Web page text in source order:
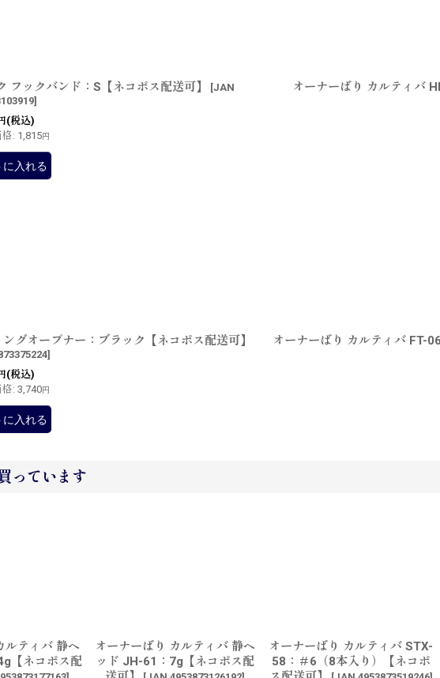
ックバンド：S【ネコポス配送可】 [JAN
]
円(税込)
: 1,815円
に入れる
オーナーばり カルティバ
グオープナー：ブラック【ネコポス配送可】
]
円(税込)
: 3,740円
に入れる
オーナーばり カルティバ FT-
っています
ルティバ 静ヘ
【ネコポス配
オーナーばり カルティバ 静ヘ
ッド JH-61：7g【ネコポス配
オーナーばり カルティバ STX-
58：＃6（8本入り）【ネコポ